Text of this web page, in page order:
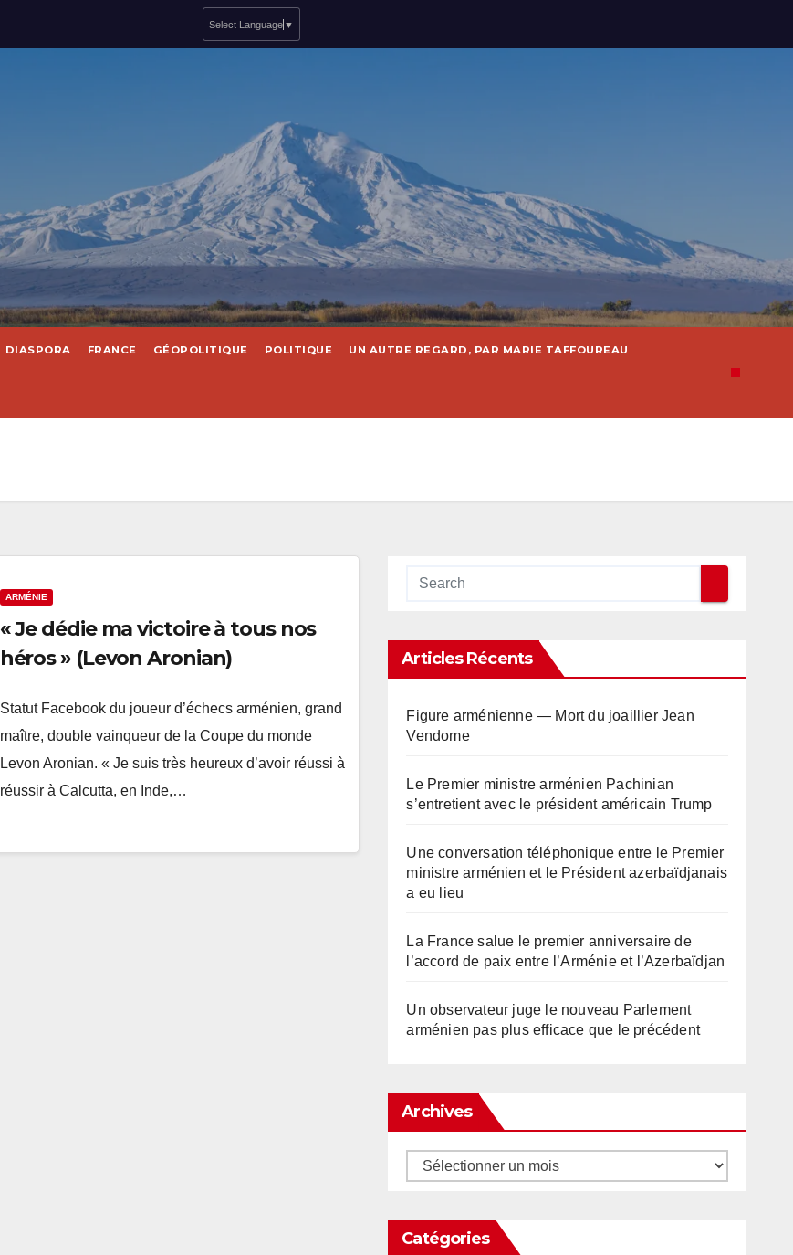
Select Language ▼
DIASPORA FRANCE GÉOPOLITIQUE POLITIQUE UN AUTRE REGARD, PAR MARIE TAFFOUREAU
ARMÉNIE
« Je dédie ma victoire à tous nos
héros » (Levon Aronian)
Statut Facebook du joueur d’échecs arménien, grand
maître, double vainqueur de la Coupe du monde
Levon Aronian. « Je suis très heureux d’avoir réussi à
réussir à Calcutta, en Inde,…
Articles Récents
Figure arménienne — Mort du joaillier Jean
Vendome
Le Premier ministre arménien Pachinian
s’entretient avec le président américain Trump
Une conversation téléphonique entre le Premier
ministre arménien et le Président azerbaïdjanais
a eu lieu
La France salue le premier anniversaire de
l’accord de paix entre l’Arménie et l’Azerbaïdjan
Un observateur juge le nouveau Parlement
arménien pas plus efficace que le précédent
Archives
Archives
Catégories